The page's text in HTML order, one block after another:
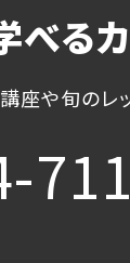
べる
座や旬のレ